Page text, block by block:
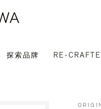
探索品牌
RE-